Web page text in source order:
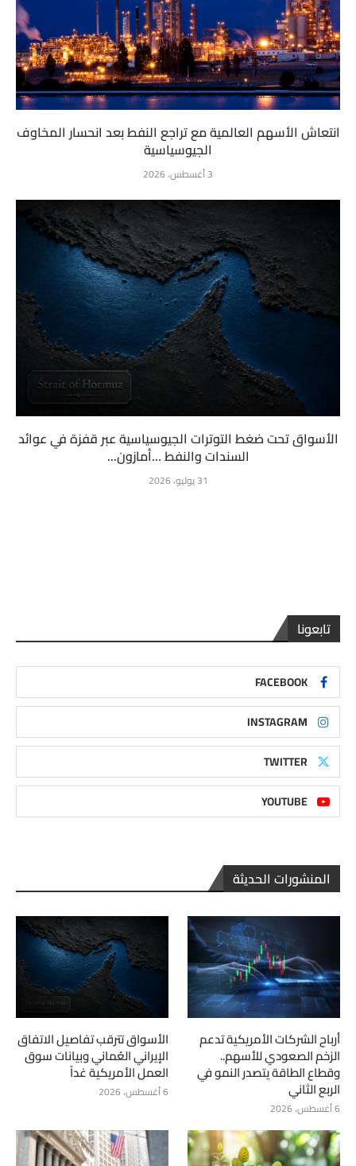
انتعاش الأسهم العالمية مع تراجع النفط بعد انحسار المخاوف
الجيوسياسية
3 أغسطس، 2026
الأسواق تحت ضغط التوترات الجيوسياسية عبر قفزة في عوائد
السندات والنفط …أمازون...
31 يوليو، 2026
تابعونا
FACEBOOK
INSTAGRAM
TWITTER
YOUTUBE
المنشورات الحديثة
أرباح الشركات الأمريكية تدعم
الزخم الصعودي للأسهم..
وقطاع الطاقة يتصدر النمو في
الربع الثاني
6 أغسطس، 2026
الأسواق تترقب تفاصيل الاتفاق
الإيراني العُماني وبيانات سوق
العمل الأمريكية غداً
6 أغسطس، 2026